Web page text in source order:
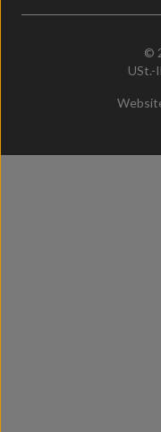
©
USt.-